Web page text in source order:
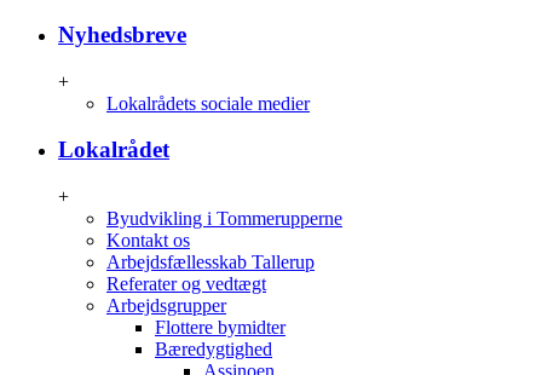
Nyhedsbreve
+
Lokalrådets sociale medier
Lokalrådet
+
Byudvikling i Tommerupperne
Kontakt os
Arbejdsfællesskab Tallerup
Referater og vedtægt
Arbejdsgrupper
Flottere bymidter
Bæredygtighed